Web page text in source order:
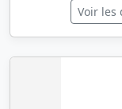
Voir les